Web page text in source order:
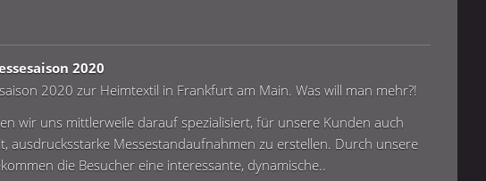
2020
2020 zur Heimtextil in Frankfurt am Main. Was will man mehr?!
wir uns mittlerweile darauf spezialisiert, für unsere Kunden auch
ausdrucksstarke Messestandaufnahmen zu erstellen. Durch unsere
die Besucher eine interessante, dynamische..